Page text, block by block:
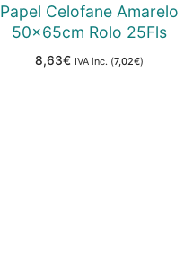
Papel Celofane Amarelo
50x65cm Rolo 25Fls
8,63€ IVA inc. (7,02€)